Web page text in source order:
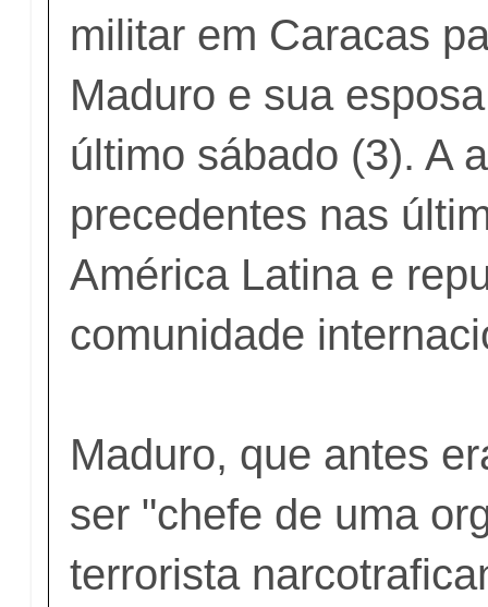
militar em Caracas
Maduro e sua
último sábado (3). A
precedentes nas
América Latina e
comunidade
Maduro, que antes
ser "chefe de uma
terrorista